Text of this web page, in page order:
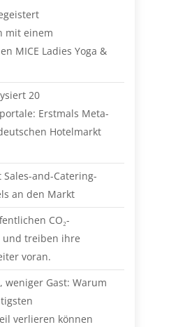
mit einem
MICE Ladies Yoga &
20
Erstmals Meta-
Hotelmarkt
Sales-and-Catering-
an den Markt
CO₂-
und treiben ihre
voran.
weniger Gast: Warum
verlieren können